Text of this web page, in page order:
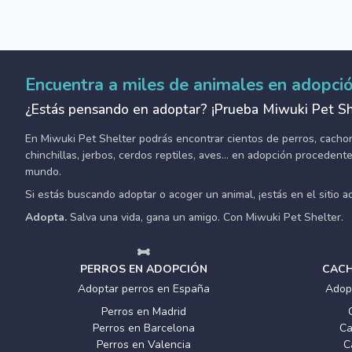
Encuentra a miles de animales en
¿Estás pensando en adoptar? ¡Prueba Miwuki Pet
En Miwuki Pet Shelter podrás encontrar cientos de perros,
chinchillas, jerbos, cerdos reptiles, aves... en adopción
mundo.
Si estás buscando adoptar o acoger un animal, ¡estás en el sitio
Adopta. Salva una vida, gana un amigo. Con Miwuki Pet Shelter.
PERROS EN ADOPCIÓN
Adoptar perros en España
Perros en Madrid
Perros en Barcelona
Perros en Valencia